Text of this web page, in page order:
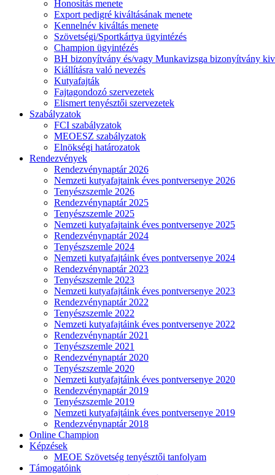
Honosítás menete
Export pedigré kiváltásának menete
Kennelnév kiváltás menete
Szövetségi/Sportkártya ügyintézés
Champion ügyintézés
BH bizonyítvány és/vagy Munkavizsga bizonyítvány
Kiállításra való nevezés
Kutyafajták
Fajtagondozó szervezetek
Elismert tenyésztői szervezetek
Szabályzatok
FCI szabályzatok
MEOESZ szabályzatok
Elnökségi határozatok
Rendezvények
Rendezvénynaptár 2026
Nemzeti kutyafajtaink éves pontversenye 2026
Tenyészszemle 2026
Rendezvénynaptár 2025
Tenyészszemle 2025
Nemzeti kutyafajtaink éves pontversenye 2025
Rendezvénynaptár 2024
Tenyészszemle 2024
Nemzeti kutyafajtáink éves pontversenye 2024
Rendezvénynaptár 2023
Tenyészszemle 2023
Nemzeti kutyafajtáink éves pontversenye 2023
Rendezvénynaptár 2022
Tenyészszemle 2022
Nemzeti kutyafajtáink éves pontversenye 2022
Rendezvénynaptár 2021
Tenyészszemle 2021
Rendezvénynaptár 2020
Tenyészszemle 2020
Nemzeti kutyafajtáink éves pontversenye 2020
Rendezvénynaptár 2019
Tenyészszemle 2019
Nemzeti kutyafajtáink éves pontversenye 2019
Rendezvénynaptár 2018
Online Champion
Képzések
MEOE Szövetség tenyésztői tanfolyam
Támogatóink